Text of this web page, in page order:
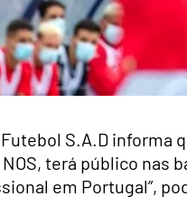
Futebol S.A.D informa
NOS, terá público
em Portugal”,